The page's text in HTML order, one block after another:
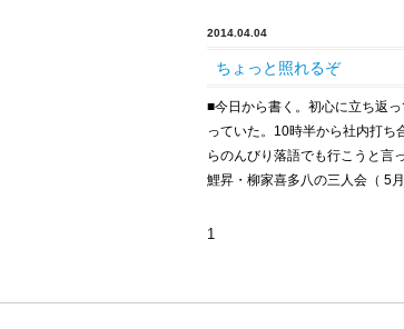
2014.04.04
ちょっと照れるぞ
■今日から書く。初心に立ち返っ
っていた。10時半から社内打ち
らのんびり落語でも行こうと言
鯉昇・柳家喜多八の三人会（ 5
1